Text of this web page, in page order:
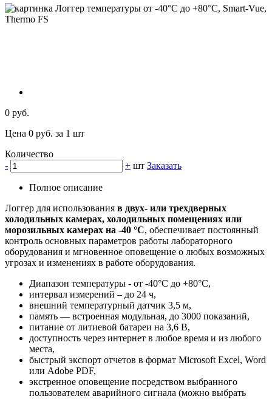
0 руб.
Цена 0 руб. за 1 шт
Количество
-
+ шт Заказать
Полное описание
Логгер для использования в двух- или трехдверных
холодильных камерах, холодильных помещениях или
морозильных камерах на -40 °С, обеспечивает постоянный
контроль основных параметров работы лабораторного
оборудования и мгновенное оповещение о любых возможных
угрозах и изменениях в работе оборудования.
Диапазон температуры - от -40°C до +80°С,
интервал измерений – до 24 ч,
внешний температурный датчик 3,5 м,
память — встроенная модульная, до 3000 показаний,
питание от литиевой батареи на 3,6 В,
доступность через интернет в любое время и из любого
места,
быстрый экспорт отчетов в формат Microsoft Excel, Word
или Adobe PDF,
экстренное оповещение посредством выбранного
пользователем аварийного сигнала (можно выбрать